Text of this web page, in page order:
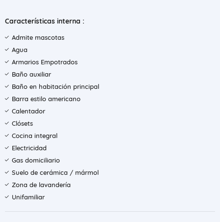
Características interna :
Admite mascotas
Agua
Armarios Empotrados
Baño auxiliar
Baño en habitación principal
Barra estilo americano
Calentador
Clósets
Cocina integral
Electricidad
Gas domiciliario
Suelo de cerámica / mármol
Zona de lavandería
Unifamiliar